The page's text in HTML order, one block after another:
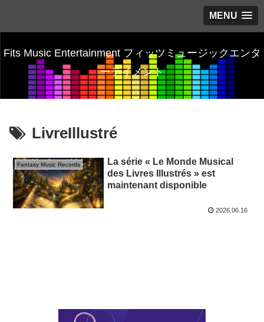
MENU
Fits Music Entertainment フィッツミュージックエンタ
ーテイメント
LivreIllustré
Fantasy Music Records
La série « Le Monde Musical
des Livres Illustrés » est
maintenant disponible
2026.06.16